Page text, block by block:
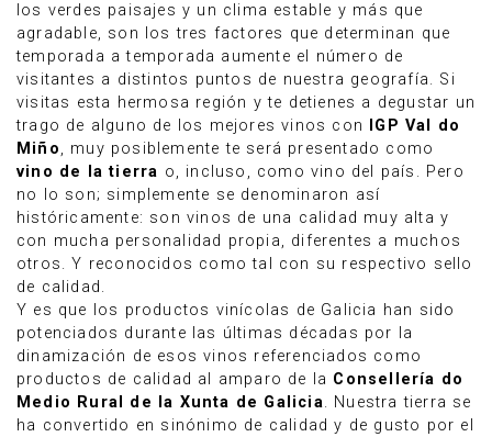
Anúnciate
los verdes paisajes y un clima estable y más que
agradable, son los tres factores que determinan que
temporada a temporada aumente el número de
visitantes a distintos puntos de nuestra geografía. Si
visitas esta hermosa región y te detienes a degustar un
trago de alguno de los mejores vinos con
IGP Val do
Miño, muy posiblemente te será presentado como
vino de la tierra o, incluso, como vino del país. Pero
no lo son; simplemente se denominaron así
históricamente: son vinos de una calidad muy alta y
con mucha personalidad propia, diferentes a muchos
otros. Y reconocidos como tal con su respectivo sello
de calidad.
Y es que los productos vinícolas de Galicia han sido
potenciados durante las últimas décadas por la
dinamización de esos vinos referenciados como
productos de calidad al amparo de la Consellería do
Medio Rural de la Xunta de Galicia. Nuestra tierra se
ha convertido en sinónimo de calidad y de gusto por el